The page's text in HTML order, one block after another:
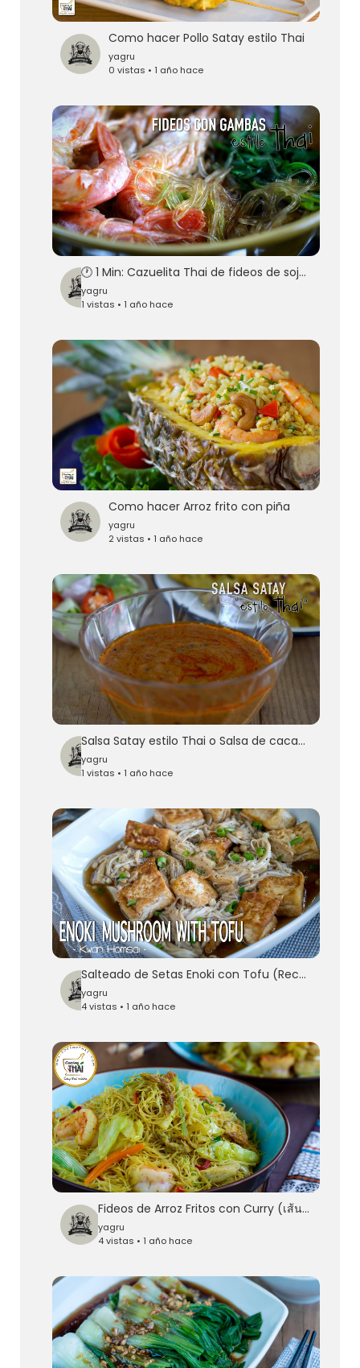
Como hacer Pollo Satay estilo Thai
yagru
0 vistas • 1 año hace
🕐 1 Min: Cazuelita Thai de fideos de soja con gambas - Thai Glass Noodle Pot With Shrimp Recipe
yagru
1 vistas • 1 año hace
Como hacer Arroz frito con piña
yagru
2 vistas • 1 año hace
Salsa Satay estilo Thai o Salsa de cacahuetes para Pollo Satay - Homemade Thai Peanuts Sauce
yagru
1 vistas • 1 año hace
Salteado de Setas Enoki con Tofu (Receta ligera y Saludable) - Enoki Mushroom with Tofu Recipe
yagru
4 vistas • 1 año hace
Fideos de Arroz Fritos con Curry (เส้นหมี่ผัดผงกะหรี่)
yagru
4 vistas • 1 año hace